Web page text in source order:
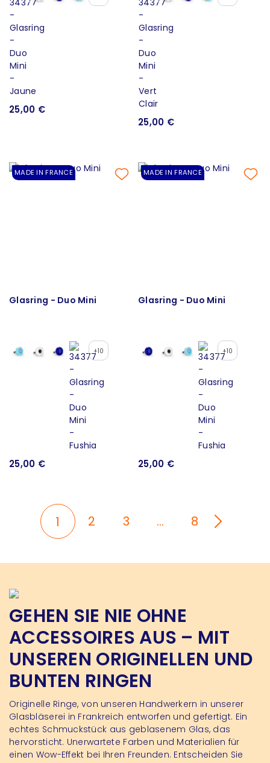
25,00 €
25,00 €
MADE IN FRANCE
Glasring - Duo Mini
+10
25,00 €
MADE IN FRANCE
Glasring - Duo Mini
+10
25,00 €
1 2 3 … 8
GEHEN SIE NIE OHNE
ACCESSOIRES AUS – MIT
UNSEREN ORIGINELLEN UND
BUNTEN RINGEN
Originelle Ringe, von unseren Handwerkern in unserer
Glasbläserei in Frankreich entworfen und gefertigt. Ein
echtes Schmuckstück aus geblasenem Glas, das
hervorsticht. Unerwartete Farben und Materialien für
einen Wow-Effekt bei Ihren Freunden. Entscheiden Sie